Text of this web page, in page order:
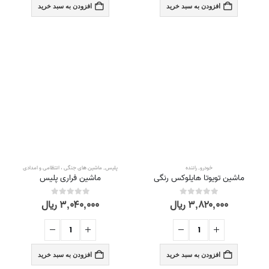
افزودن به سبد خرید افزودن به سبد خرید
خودرو,راننده
ماشین تویوتا هایلوکس رنگی
۳,۸۲۰,۰۰۰ ریال
افزودن به سبد خرید
پلیس, ماشین های جنگی ، انتظامی و امدادی
ماشین فراری پلیس
۳,۰۴۰,۰۰۰ریال
افزودن به سبد خرید